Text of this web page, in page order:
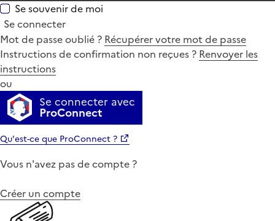
Se souvenir de moi
Se connecter
Mot de passe oublié ? Récupérer votre mot de passe
Instructions de confirmation non reçues ? Renvoyer les
instructions
ou
Se connecter avec
ProConnect
Qu'est-ce que ProConnect ?
Vous n'avez pas de compte ?
Créer un compte